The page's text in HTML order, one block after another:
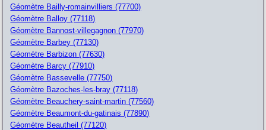
Géomètre Bailly-romainvilliers (77700)
Géomètre Balloy (77118)
Géomètre Bannost-villegagnon (77970)
Géomètre Barbey (77130)
Géomètre Barbizon (77630)
Géomètre Barcy (77910)
Géomètre Bassevelle (77750)
Géomètre Bazoches-les-bray (77118)
Géomètre Beauchery-saint-martin (77560)
Géomètre Beaumont-du-gatinais (77890)
Géomètre Beautheil (77120)